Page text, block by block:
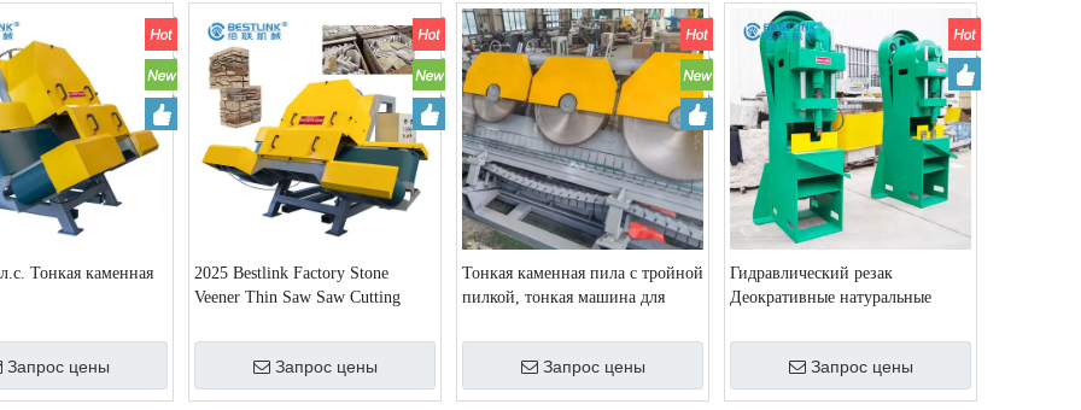
Тонкая каменная
Запрос цены
2025 Bestlink Factory Stone
Veener Thin Saw Saw Cutting
Запрос цены
Тонкая каменная пила с тройной
пилкой, тонкая машина для
Запрос цены
Гидравлический резак
Деокративные натуральные
Запрос цены